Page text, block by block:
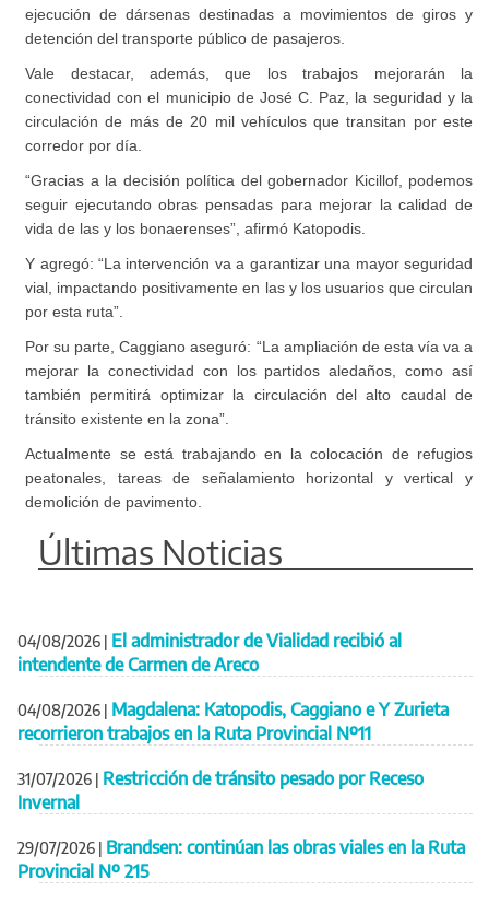
ejecución de dársenas destinadas a movimientos de giros y
detención del transporte público de pasajeros.
Vale destacar, además, que los trabajos mejorarán la
conectividad con el municipio de José C. Paz, la seguridad y la
circulación de más de 20 mil vehículos que transitan por este
corredor por día.
“Gracias a la decisión política del gobernador Kicillof, podemos
seguir ejecutando obras pensadas para mejorar la calidad de
vida de las y los bonaerenses”, afirmó Katopodis.
Y agregó: “La intervención va a garantizar una mayor seguridad
vial, impactando positivamente en las y los usuarios que circulan
por esta ruta”.
Por su parte, Caggiano aseguró: “La ampliación de esta vía va a
mejorar la conectividad con los partidos aledaños, como así
también permitirá optimizar la circulación del alto caudal de
tránsito existente en la zona”.
Actualmente se está trabajando en la colocación de refugios
peatonales, tareas de señalamiento horizontal y vertical y
demolición de pavimento.
Últimas Noticias
04/08/2026 | El administrador de Vialidad recibió al
intendente de Carmen de Areco
04/08/2026 | Magdalena: Katopodis, Caggiano e Y Zurieta
recorrieron trabajos en la Ruta Provincial Nº11
31/07/2026 | Restricción de tránsito pesado por Receso
Invernal
29/07/2026 | Brandsen: continúan las obras viales en la Ruta
Provincial Nº 215